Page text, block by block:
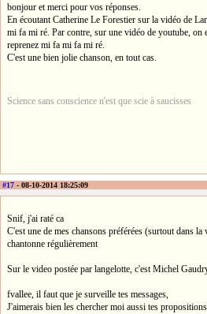
bonjour et merci pour vos réponses.
En écoutant Catherine Le Forestier sur la vidéo de
mi fa mi ré. Par contre, sur une vidéo de youtube, on
reprenez mi fa mi fa mi ré.
C'est une bien jolie chanson, en tout cas.
Science sans conscience n'est que scie à saucisses
#17 - 08-10-2014 18:25:09
Snif, j'ai raté ca
C'est une de mes chansons préférées (surtout dans
chantonne régulièrement
Sur le video postée par langelotte, c'est Michel
fvallee, il faut que je surveille tes messages,
J'aimerais bien les chercher moi aussi tes